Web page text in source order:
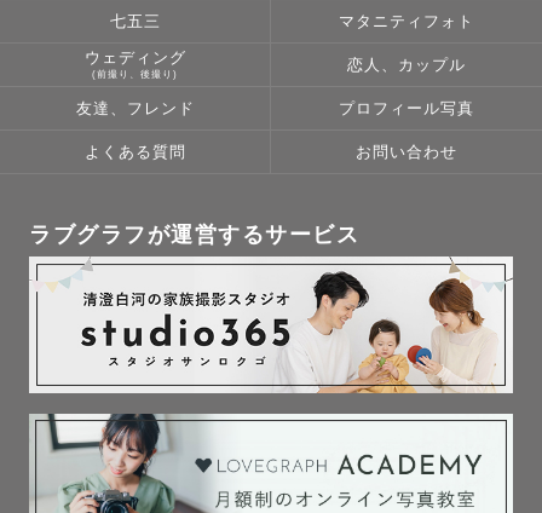
順次、スケジュールを空けていきます。
9月末までの依頼を受け付けております。(2026年7月時点)
10月・11月のご依頼は8月ごろからスケジュールを開放さ
せていただきます。事前のご依頼があれば一度公式LINEま
でご連絡ください。
関西ラブグラファーの『くぼっち』と申します。
この度は私のページをご覧いただき、誠にありがとうござ
います！
【お子様・ファミリー撮影】【カップル撮影】が得意です
お子様の撮影はお任せください☺️
七五三 マタニティフォト
ウェディング
(前撮り、後撮り)
恋人、カップル
友達、フレンド プロフィール写真
よくある質問 お問い合わせ
ラブグラフが運営するサービス